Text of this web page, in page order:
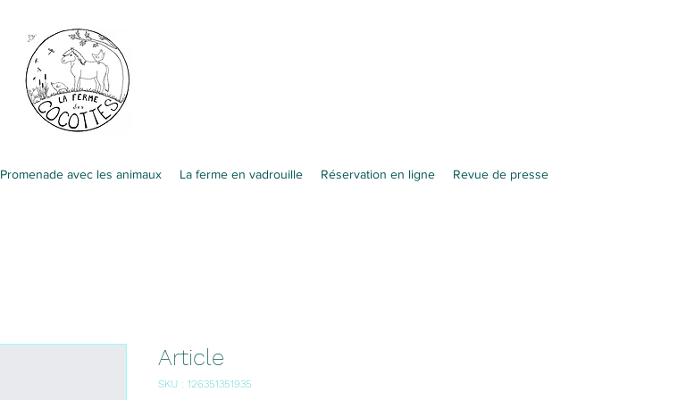
Promenade avec les animaux La ferme en vadrouille Réservation en ligne Revue de presse
Article
SKU : 126351351935